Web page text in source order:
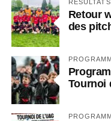
RÉSULTATS
Retour
des
Tournoi